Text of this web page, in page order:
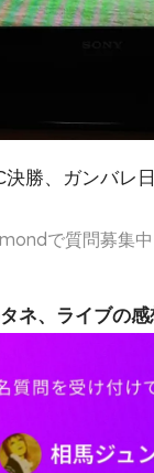
勝、ガンバレ
mondで質問募集中
ネ、ライブの